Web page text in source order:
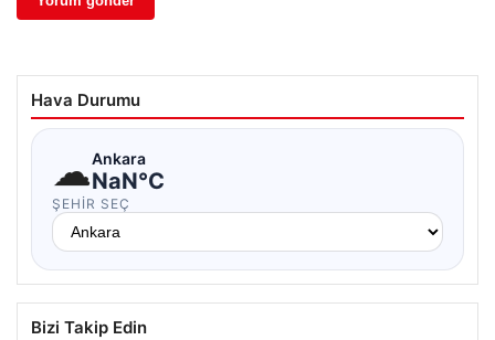
Hava Durumu
☁Ankara
NaN°C
ŞEHIR SEÇ
Bizi Takip Edin